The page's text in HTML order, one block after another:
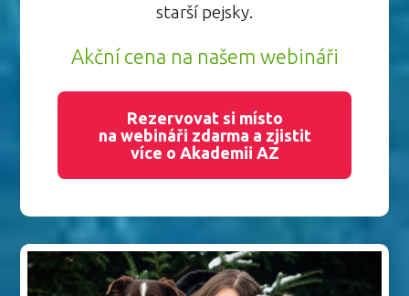
starší pejsky.
Akční cena na našem webináři
Rezervovat si místo
na webináři zdarma a zjistit
více o Akademii AZ